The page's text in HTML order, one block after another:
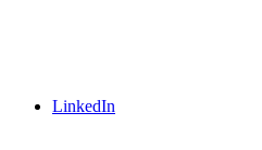
LinkedIn